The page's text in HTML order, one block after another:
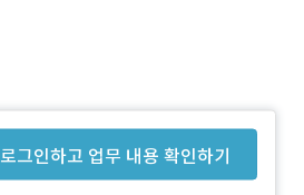
로그인하고 업무 내용 확인하기